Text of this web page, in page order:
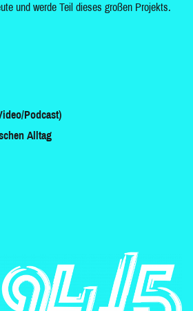
und werde Teil dieses großen Projekts.
Podcast)
Alltag